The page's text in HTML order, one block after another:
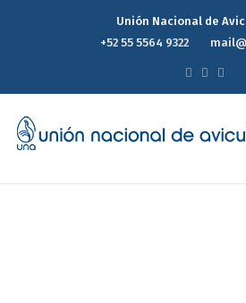
Unión Nacional de
+52 55 5564 9322